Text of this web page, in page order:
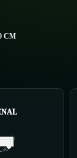
CM